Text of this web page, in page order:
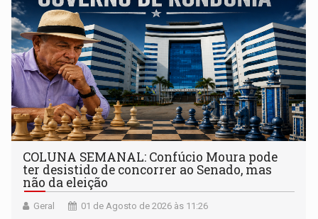
COLUNA SEMANAL: Confúcio Moura pode
ter desistido de concorrer ao Senado, mas
não da eleição
Geral 01 de Agosto de 2026 às 11:26